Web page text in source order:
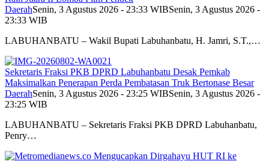
DaerahSenin, 3 Agustus 2026 - 23:33 WIBSenin, 3 Agustus 2026 -
23:33 WIB
LABUHANBATU – Wakil Bupati Labuhanbatu, H. Jamri, S.T.,…
Sekretaris Fraksi PKB DPRD Labuhanbatu Desak Pemkab
Maksimalkan Penerapan Perda Pembatasan Truk Bertonase Besar
DaerahSenin, 3 Agustus 2026 - 23:25 WIBSenin, 3 Agustus 2026 -
23:25 WIB
LABUHANBATU – Sekretaris Fraksi PKB DPRD Labuhanbatu,
Penry…